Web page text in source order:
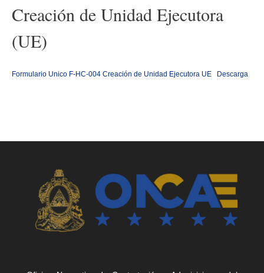
Creación de Unidad Ejecutora
(UE)
Formulario Unico F-HC-004 Creación de Unidad Ejecutora UE Descarga